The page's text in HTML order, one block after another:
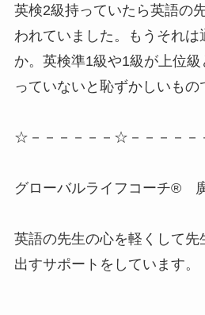
英検2級持っていたら英語の
われていました。もうそれは
か。英検準1級や1級が上位
っていないと恥ずかしいもの
☆－－－－－－☆－－－－
グローバルライフコーチ®
英語の先生の心を軽くして先
出すサポートをしています。